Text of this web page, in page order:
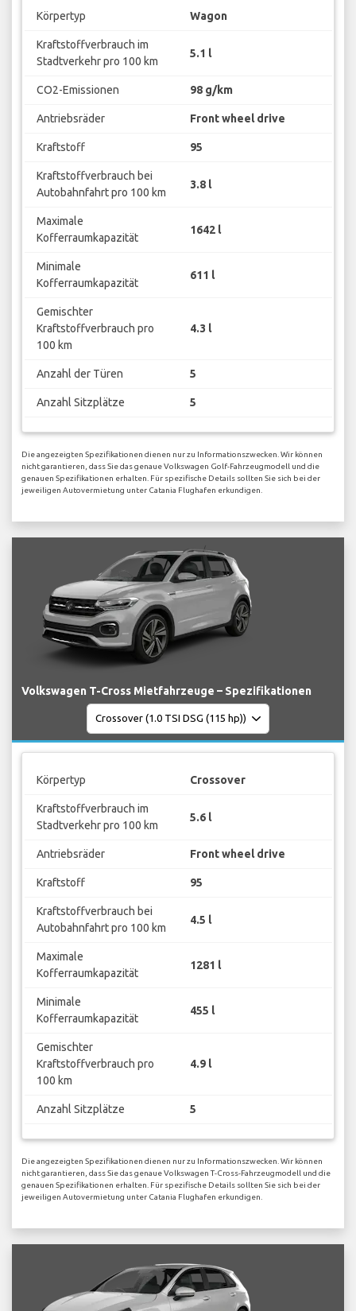
Körpertyp Wagon
Kraftstoffverbrauch im
Stadtverkehr pro 100 km
5.1 l
CO2-Emissionen 98 g/km
Antriebsräder Front wheel drive
Kraftstoff 95
Kraftstoffverbrauch bei
Autobahnfahrt pro 100 km
3.8 l
Maximale
Kofferraumkapazität
1642 l
Minimale
Kofferraumkapazität
611 l
Gemischter
Kraftstoffverbrauch pro
100 km
4.3 l
Anzahl der Türen 5
Anzahl Sitzplätze 5
Die angezeigten Spezifikationen dienen nur zu Informationszwecken. Wir können
nicht garantieren, dass Sie das genaue Volkswagen Golf-Fahrzeugmodell und die
genauen Spezifikationen erhalten. Für spezifische Details sollten Sie sich bei der
jeweiligen Autovermietung unter Catania Flughafen erkundigen.
Volkswagen T-Cross Mietfahrzeuge – Spezifikationen
Körpertyp Crossover
Kraftstoffverbrauch im
Stadtverkehr pro 100 km
5.6 l
Antriebsräder Front wheel drive
Kraftstoff 95
Kraftstoffverbrauch bei
Autobahnfahrt pro 100 km
4.5 l
Maximale
Kofferraumkapazität
1281 l
Minimale
Kofferraumkapazität
455 l
Gemischter
Kraftstoffverbrauch pro
100 km
4.9 l
Anzahl Sitzplätze 5
Die angezeigten Spezifikationen dienen nur zu Informationszwecken. Wir können
nicht garantieren, dass Sie das genaue Volkswagen T-Cross-Fahrzeugmodell und die
genauen Spezifikationen erhalten. Für spezifische Details sollten Sie sich bei der
jeweiligen Autovermietung unter Catania Flughafen erkundigen.